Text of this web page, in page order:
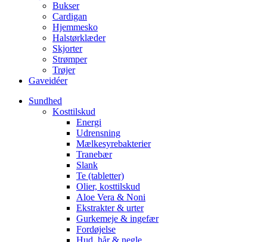
Bukser
Cardigan
Hjemmesko
Halstørklæder
Skjorter
Strømper
Trøjer
Gaveidéer
Sundhed
Kosttilskud
Energi
Udrensning
Mælkesyrebakterier
Tranebær
Slank
Te (tabletter)
Olier, kosttilskud
Aloe Vera & Noni
Ekstrakter & urter
Gurkemeje & ingefær
Fordøjelse
Hud, hår & negle